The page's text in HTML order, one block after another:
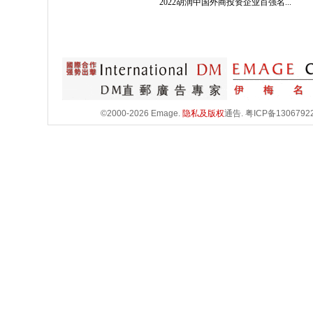
2022胡润中国外商投资企业百强名...
©2000-2026 Emage. 隐私及版权通告. 粤ICP备